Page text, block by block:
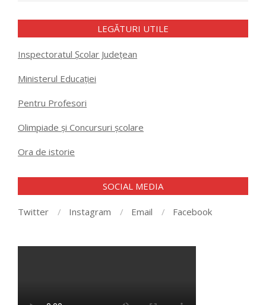
LEGĂTURI UTILE
Inspectoratul Școlar Județean
Ministerul Educației
Pentru Profesori
Olimpiade și Concursuri școlare
Ora de istorie
SOCIAL MEDIA
Twitter Instagram Email Facebook